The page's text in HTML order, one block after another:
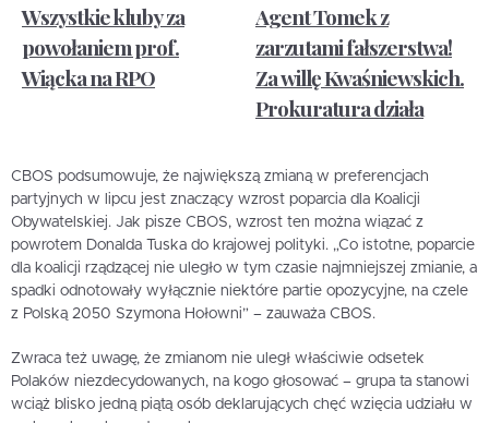
Wszystkie kluby za
powołaniem prof.
Wiącka na RPO
Agent Tomek z
zarzutami fałszerstwa!
Za willę Kwaśniewskich.
Prokuratura działa
CBOS podsumowuje, że największą zmianą w preferencjach
partyjnych w lipcu jest znaczący wzrost poparcia dla Koalicji
Obywatelskiej. Jak pisze CBOS, wzrost ten można wiązać z
powrotem Donalda Tuska do krajowej polityki. „Co istotne, poparcie
dla koalicji rządzącej nie uległo w tym czasie najmniejszej zmianie, a
spadki odnotowały wyłącznie niektóre partie opozycyjne, na czele
z Polską 2050 Szymona Hołowni” – zauważa CBOS.
Zwraca też uwagę, że zmianom nie uległ właściwie odsetek
Polaków niezdecydowanych, na kogo głosować – grupa ta stanowi
wciąż blisko jedną piątą osób deklarujących chęć wzięcia udziału w